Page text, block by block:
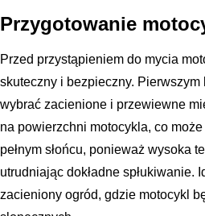
Przygotowanie
Przed przystąpieniem do mycia
skuteczny i bezpieczny.
wybrać zacienione i przewiewne
na powierzchni motocykla, co
pełnym słońcu, ponieważ wysoka
utrudniając dokładne
zacieniony ogród, gdzie motocykl